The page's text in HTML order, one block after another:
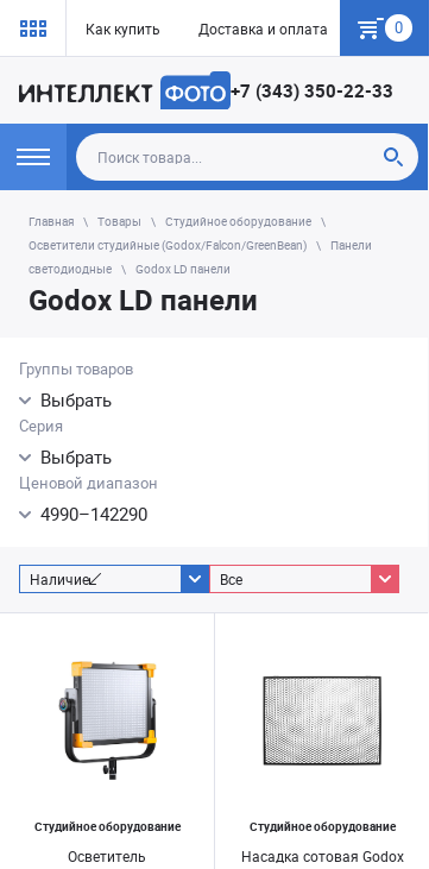
Как купить Доставка и оплата Гарантия
0
+7 (343) 350-22-33
Главная Товары
Студийное оборудование
Осветители студийные (Godox/Falcon/GreenBean)
Панели
светодиодные
Godox LD панели
Godox LD панели
Группы товаров
Выбрать
Серия
Выбрать
Ценовой диапазон
4990–142290
Наличие Все
Студийное оборудование
Осветитель
Студийное оборудование
Насадка сотовая Godox